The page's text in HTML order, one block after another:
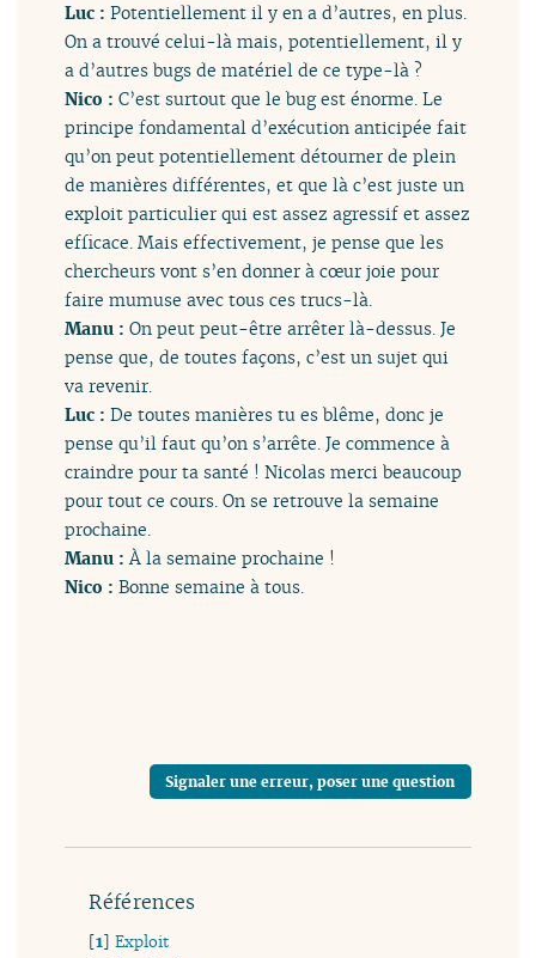
Luc :Potentiellement il y en a d’autres, en plus.
On a trouvé celui-là mais, potentiellement, il y
a d’autres bugs de matériel de ce type-là ?
Nico :C’est surtout que le bug est énorme. Le
principe fondamental d’exécution anticipée fait
qu’on peut potentiellement détourner de plein
de manières différentes, et que là c’est juste un
exploit particulier qui est assez agressif et assez
efficace. Mais effectivement, je pense que les
chercheurs vont s’en donner à cœur joie pour
faire mumuse avec tous ces trucs-là.
Manu :On peut peut-être arrêter là-dessus. Je
pense que, de toutes façons, c’est un sujet qui
va revenir.
Luc :De toutes manières tu es blême, donc je
pense qu’il faut qu’on s’arrête. Je commence à
craindre pour ta santé ! Nicolas merci beaucoup
pour tout ce cours. On se retrouve la semaine
prochaine.
Manu :À la semaine prochaine !
Nico :Bonne semaine à tous.
Signaler une erreur, poser une question
Références
[1]Exploit